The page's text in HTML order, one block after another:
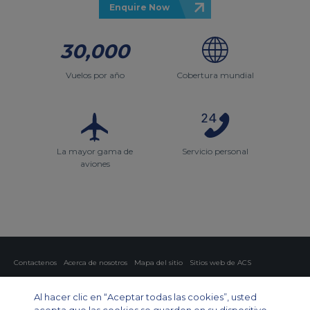
Enquire Now
30,000
Vuelos por año Cobertura mundial
La mayor gama de
aviones
Servicio personal
Contactenos Acerca de nosotros Mapa del sitio
Sitios web de ACS
Chárter privado
Chárter para grupos Chárter de carga Guía de aviones
Al hacer clic en “Aceptar todas las cookies”, usted